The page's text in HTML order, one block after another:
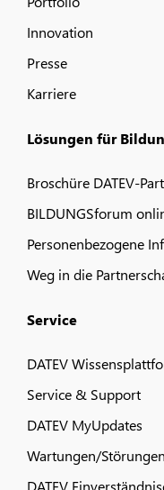
Innovation
Presse
Karriere
Lösungen für
Broschüre DATEV-
BILDUNGSforum
Personenbezogene
Weg in die
Service
DATEV
Service & Support
DATEV MyUpdates
Wartungen/Störungen